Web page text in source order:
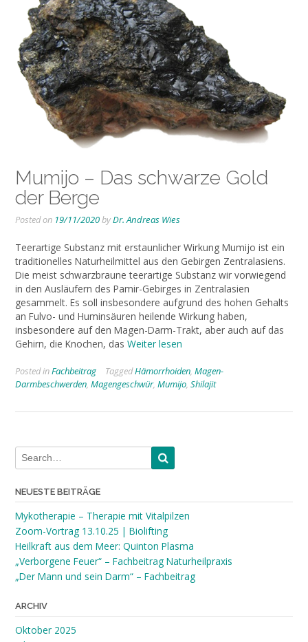
Mumijo – Das schwarze Gold
der Berge
Posted on 19/11/2020byDr. Andreas Wies
Teerartige Substanz mit erstaunlicher Wirkung Mumijo ist ein
traditionelles Naturheilmittel aus den Gebirgen Zentralasiens.
Die meist schwarzbraune teerartige Substanz wir vorwiegend
in den Ausläufern des Pamir-Gebirges in Zentralasien
gesammelt. Es soll insbesondere aufgrund des hohen Gehalts
an Fulvo- und Huminsäuren heilende Wirkung haben,
insbesondere auf den Magen-Darm-Trakt, aber auch auf das
Gehirn, die Knochen, das Weiter lesen
Posted inFachbeitrag TaggedHämorrhoiden, Magen-
Darmbeschwerden, Magengeschwür, Mumijo, Shilajit
NEUESTE BEITRÄGE
Mykotherapie – Therapie mit Vitalpilzen
Zoom-Vortrag 13.10.25 | Biolifting
Heilkraft aus dem Meer: Quinton Plasma
„Verborgene Feuer“ – Fachbeitrag Naturheilpraxis
„Der Mann und sein Darm“ – Fachbeitrag
ARCHIV
Oktober 2025